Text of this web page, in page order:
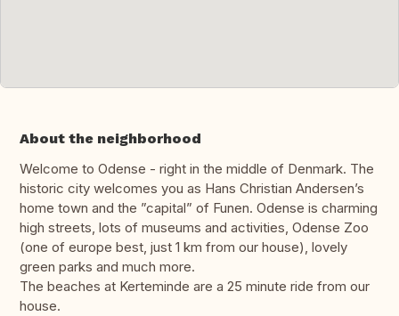
About the neighborhood
Welcome to Odense - right in the middle of Denmark. The
historic city welcomes you as Hans Christian Andersen’s
home town and the ”capital” of Funen. Odense is charming
high streets, lots of museums and activities, Odense Zoo
(one of europe best, just 1 km from our house), lovely
green parks and much more.
The beaches at Kerteminde are a 25 minute ride from our
house.